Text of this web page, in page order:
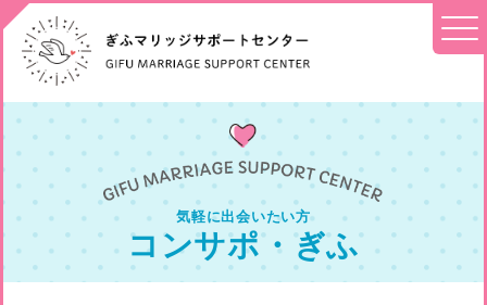
気軽に出会いたい方
コンサポ・ぎふ